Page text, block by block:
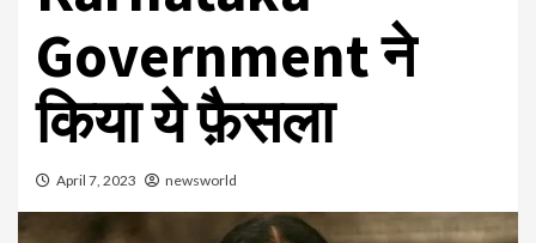
Government ने
किया ये फ़ैसला
April 7, 2023 newsworld